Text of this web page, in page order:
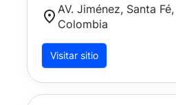
AV. Jiménez, Santa
Colombia
Visitar sitio